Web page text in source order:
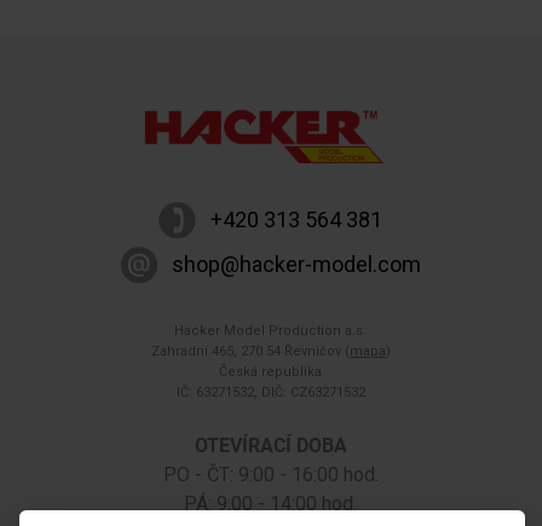
+420 313 564 381
shop@hacker-model.com
Hacker Model Production a.s.
Zahradní 465, 270 54 Řevničov ( mapa )
Česká republika
IČ: 63271532, DIČ: CZ63271532
OTEVÍRACÍ DOBA
PO - ČT: 9:00 - 16:00 hod.
PÁ: 9:00 - 14:00 hod.